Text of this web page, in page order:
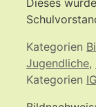
Kategorien
Jugendliche,
Kategorien